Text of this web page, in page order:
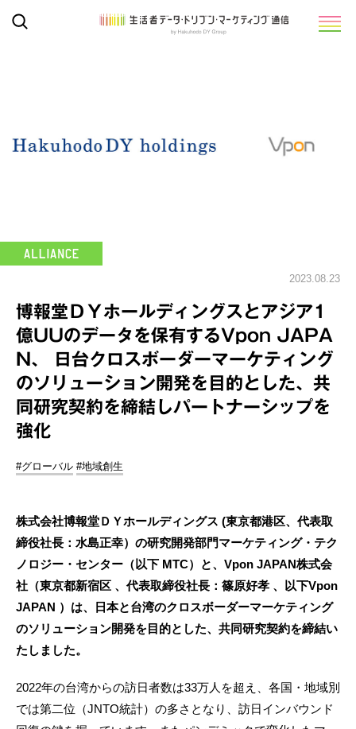
2023.08.23
博報堂ＤＹホールディングスとアジア1
億UUのデータを保有するVpon JAPA
N、 日台クロスボーダーマーケティング
のソリューション開発を目的とした、共
同研究契約を締結しパートナーシップを
強化
#グローバル #地域創生
株式会社博報堂ＤＹホールディングス (東京都港区、代表取
締役社長：水島正幸）の研究開発部門マーケティング・テク
ノロジー・センター（以下 MTC）と、Vpon JAPAN株式会
社（東京都新宿区 、代表取締役社長：篠原好孝 、以下Vpon
JAPAN ）は、日本と台湾のクロスボーダーマーケティング
のソリューション開発を目的とした、共同研究契約を締結い
たしました。
2022年の台湾からの訪日者数は33万人を超え、各国・地域別
では第二位（JNTO統計）の多さとなり、訪日インバウンド